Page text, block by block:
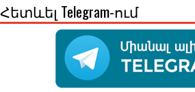
Հետևել Telegram-ում